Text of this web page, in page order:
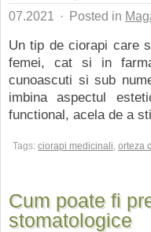
07.2021 · Posted in
Un tip de ciorapi care
femei, cat si in
cunoascuti si sub
imbina aspectul
functional, acela de a
Tags: ciorapi medicinali, orteza
Cum poate fi
stomatologice